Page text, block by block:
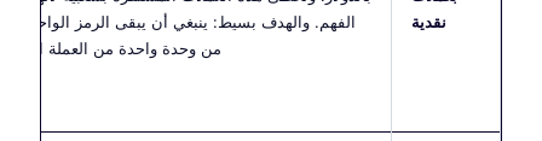
نقدية
الفهم. والهدف بسيط: ينبغي أن يبقى الرمز الواحد
من وحدة واحدة من العملة